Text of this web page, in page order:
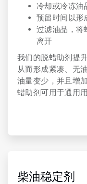
冷却或冷冻油
预留时间以形
过滤油品，将
离开
我们的脱蜡助剂提
从而形成紧凑、无
油量变少，并且增
蜡助剂可用于通用
柴油稳定剂